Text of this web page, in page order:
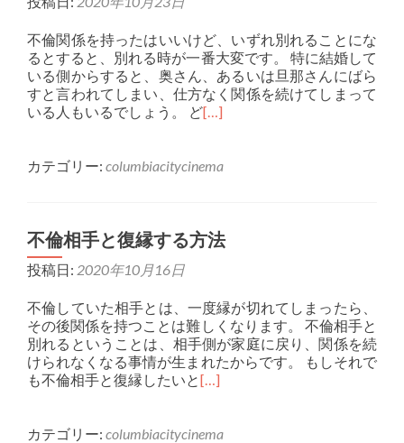
不倫関係を持ったはいいけど、いずれ別れることにな
るとすると、別れる時が一番大変です。 特に結婚して
いる側からすると、奥さん、あるいは旦那さんにばら
すと言われてしまい、仕方なく関係を続けてしまって
いる人もいるでしょう。 ど[…]
カテゴリー: columbiacitycinema
不倫相手と復縁する方法
投稿日: 2020年10月16日
不倫していた相手とは、一度縁が切れてしまったら、
その後関係を持つことは難しくなります。 不倫相手と
別れるということは、相手側が家庭に戻り、関係を続
けられなくなる事情が生まれたからです。 もしそれで
も不倫相手と復縁したいと[…]
カテゴリー: columbiacitycinema